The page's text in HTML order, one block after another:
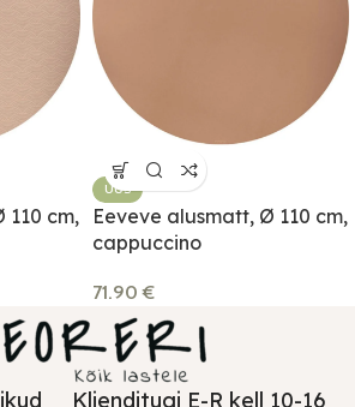
110 cm,
UUS
Eeveve alusmatt, Ø 110 cm,
cappuccino
71.90€
Klienditugi E-R kell 10-16